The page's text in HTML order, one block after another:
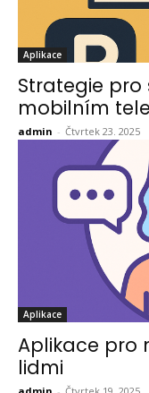
Aplikace
Strategie
mobilním
admin - Čtvrtek 23. 2025
Aplikace
Aplikace pro
lidmi